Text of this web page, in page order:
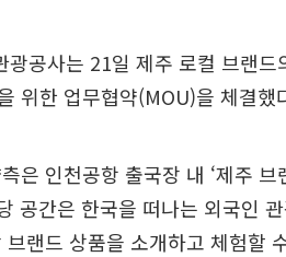
광공사는 21일 제주 로컬 브랜
위한 업무협약(MOU)을 체결했
은 인천공항 출국장 내 ‘제주
공간은 한국을 떠나는 외국인
랜드 상품을 소개하고 체험할